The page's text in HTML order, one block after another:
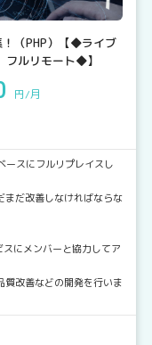
！（PHP）【◆ライブ
フルリモート◆】
円/月
ースにフルリプレイスし
だ改善しなければならな
にメンバーと協力してア
改善などの開発を行いま